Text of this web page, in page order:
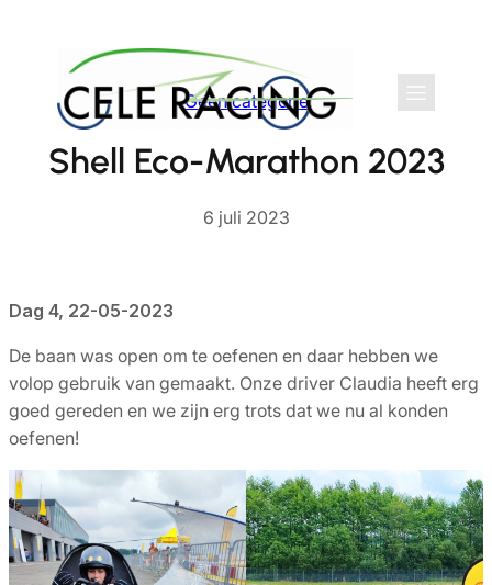
inhoud
Geen categorie
Shell Eco-Marathon 2023
6 juli 2023
Dag 4, 22-05-2023
De baan was open om te oefenen en daar hebben we
volop gebruik van gemaakt. Onze driver Claudia heeft erg
goed gereden en we zijn erg trots dat we nu al konden
oefenen!